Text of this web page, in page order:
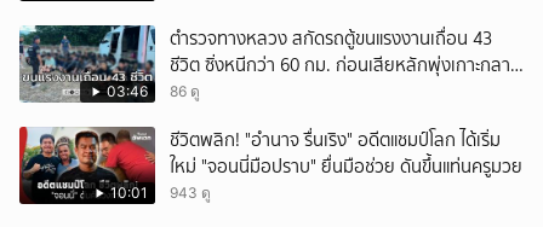
03:46
ตำรวจทางหลวง สกัดรถตู้ขนแรงงานเถื่อน 43
ชีวิต ซิ่งหนีกว่า 60 กม. ก่อนเสียหลักพุ่งเกาะกลาง
ถนน
86 ดู
10:01
ชีวิตพลิก! "อำนาจ รื่นเริง" อดีตแชมป์โลก ได้เริ่ม
ใหม่ "จอนนี่มือปราบ" ยื่นมือช่วย ดันขึ้นแท่นครูมวย
943 ดู